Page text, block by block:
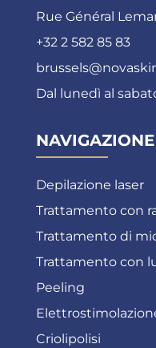
Rue Général
+32 2 582 85 83
Dal lunedì al
NAVIGAZIONE
Depilazione laser
Trattamento con
Trattamento di
Trattamento con
Peeling
Criolipolisi